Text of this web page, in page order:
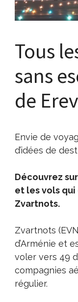
Tous
sans
de
Envie de
d’idées de
Découvrez
et les vols
Zvartnots.
Zvartnots
d’Arménie et
voler vers 49
compagnies
régulier.